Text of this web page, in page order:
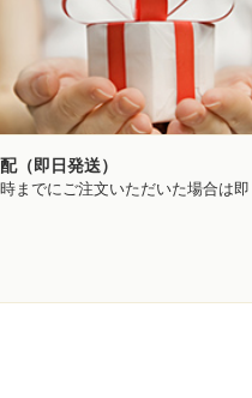
（即日発送）
までにご注文いただいた場合は